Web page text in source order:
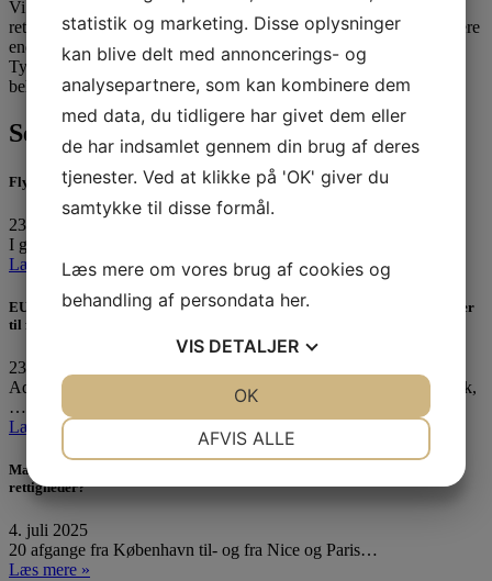
Vi er Danmarks eneste advokatfirma med speciale i flypassagerers
rettigheder. Vores advokat, Eva Persson, har gennem 12 år ført mere
end 45.000 retssager for flypassagerer i Danmark, Sverige og
Tyskland. Det er garantien for en kompetent, effektiv og sikker
behandling af din sag.
Seneste 3 indlæg
Flykompensation ved forsinkelse pga. droner over lufthavnen?
23. september 2025
I går var Københavns lufthavn Kastrup lukket ned i fire…
Læs mere »
EU leger omvendt Robin Hood: Tager milliarder fra passagererne og giver
til flyselskaberne
23. september 2025
Advokat Eva Persson og Karin Breck, chef for international politik,
…
Læs mere »
Masser af flyafgange til Nice og Paris aflyst i dag – Hvad er dine
rettigheder?
4. juli 2025
20 afgange fra København til- og fra Nice og Paris…
Læs mere »
statistik og marketing. Disse oplysninger
kan blive delt med annoncerings- og
analysepartnere, som kan kombinere dem
med data, du tidligere har givet dem eller
de har indsamlet gennem din brug af deres
tjenester. Ved at klikke på 'OK' giver du
samtykke til disse formål.
Læs mere om vores brug af cookies og
behandling af persondata her.
VIS DETALJER
AFVIS ALLE
OK